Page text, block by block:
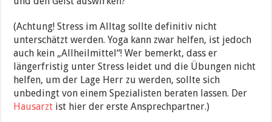
(Achtung! Stress im Alltag sollte definitiv nicht
unterschätzt werden. Yoga kann zwar helfen, ist jedoch
auch kein „Allheilmittel“! Wer bemerkt, dass er
längerfristig unter Stress leidet und die Übungen nicht
helfen, um der Lage Herr zu werden, sollte sich
unbedingt von einem Spezialisten beraten lassen. Der
Hausarzt ist hier der erste Ansprechpartner.)